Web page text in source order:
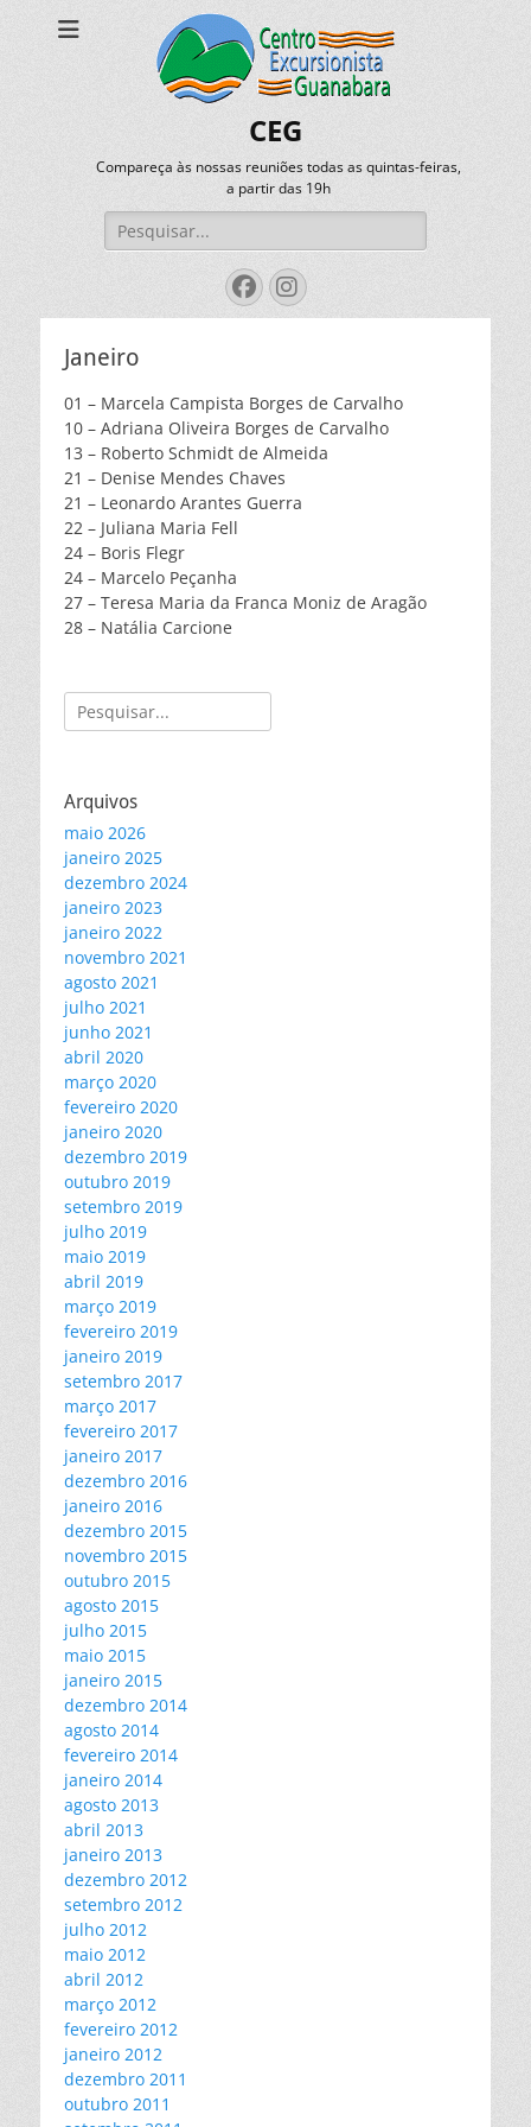
CEG
Compareça às nossas reuniões todas as quintas-feiras,
a partir das 19h
Pesquisar
por:
Facebook
Instagram
Janeiro
01 – Marcela Campista Borges de Carvalho
10 – Adriana Oliveira Borges de Carvalho
13 – Roberto Schmidt de Almeida
21 – Denise Mendes Chaves
21 – Leonardo Arantes Guerra
22 – Juliana Maria Fell
24 – Boris Flegr
24 – Marcelo Peçanha
27 – Teresa Maria da Franca Moniz de Aragão
28 – Natália Carcione
Pesquisar
por:
Arquivos
maio 2026
janeiro 2025
dezembro 2024
janeiro 2023
janeiro 2022
novembro 2021
agosto 2021
julho 2021
junho 2021
abril 2020
março 2020
fevereiro 2020
janeiro 2020
dezembro 2019
outubro 2019
setembro 2019
julho 2019
maio 2019
abril 2019
março 2019
fevereiro 2019
janeiro 2019
setembro 2017
março 2017
fevereiro 2017
janeiro 2017
dezembro 2016
janeiro 2016
dezembro 2015
novembro 2015
outubro 2015
agosto 2015
julho 2015
maio 2015
janeiro 2015
dezembro 2014
agosto 2014
fevereiro 2014
janeiro 2014
agosto 2013
abril 2013
janeiro 2013
dezembro 2012
setembro 2012
julho 2012
maio 2012
abril 2012
março 2012
fevereiro 2012
janeiro 2012
dezembro 2011
outubro 2011